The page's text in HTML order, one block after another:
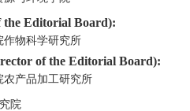
Editorial Board):
作物科学研究所
of the Editorial Board):
农产品加工研究所
院